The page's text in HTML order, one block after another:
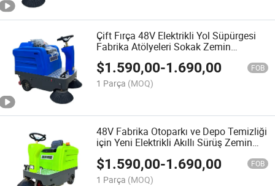
Çift Fırça 48V Elektrikli Yol Süpürgesi
Fabrika Atölyeleri Sokak Zemin
Temizleme Makinesi
$1.590,00-1.690,00 FOB
1 Parça (MOQ)
48V Fabrika Otoparkı ve Depo Temizliği
için Yeni Elektrikli Akıllı Sürüş Zemin
$1.590,00-1.690,00 FOB
1 Parça (MOQ)